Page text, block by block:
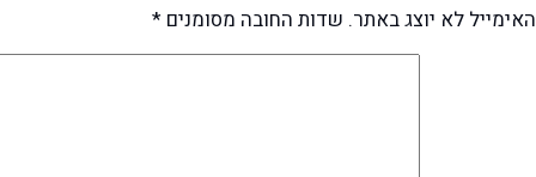
האימייל לא יוצג באתר. שדות החובה מסומנים *